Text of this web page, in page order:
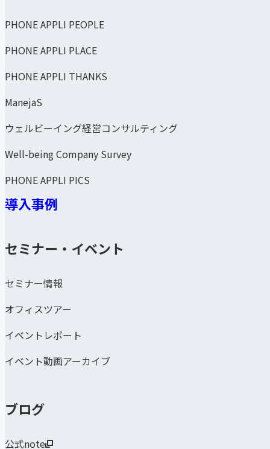
PHONE APPLI PEOPLE
PHONE APPLI PLACE
PHONE APPLI THANKS
ManejaS
ウェルビーイング経営コンサルティング
Well-being Company Survey
PHONE APPLI PICS
導入事例
セミナー・イベント
セミナー情報
オフィスツアー
イベントレポート
イベント動画アーカイブ
ブログ
公式note